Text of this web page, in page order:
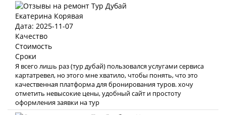
Екатерина Корявая
Дата: 2025-11-07
Качество
Стоимость
Сроки
Я всего лишь раз (тур дубай) пользовался услугами сервиса
картатревел, но этого мне хватило, чтобы понять, что это
качественная платформа для бронирования туров. хочу
отметить невысокие цены, удобный сайт и простоту
оформления заявки на тур